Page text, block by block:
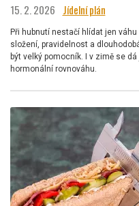
15. 2. 2026 Jídelní plán
Při hubnutí nestačí hlídat jen
složení, pravidelnost a
být velký pomocník. I v zimě se
hormonální rovnováhu.